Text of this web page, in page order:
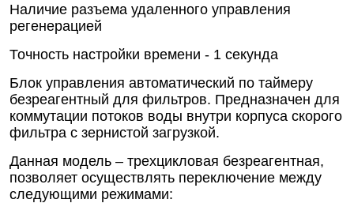
Наличие разъема удаленного управления
регенерацией
Точность настройки времени - 1 секунда
Блок управления автоматический по таймеру
безреагентный для фильтров. Предназначен для
коммутации потоков воды внутри корпуса скорого
фильтра с зернистой загрузкой.
Данная модель – трехцикловая безреагентная,
позволяет осуществлять переключение между
следующими режимами: